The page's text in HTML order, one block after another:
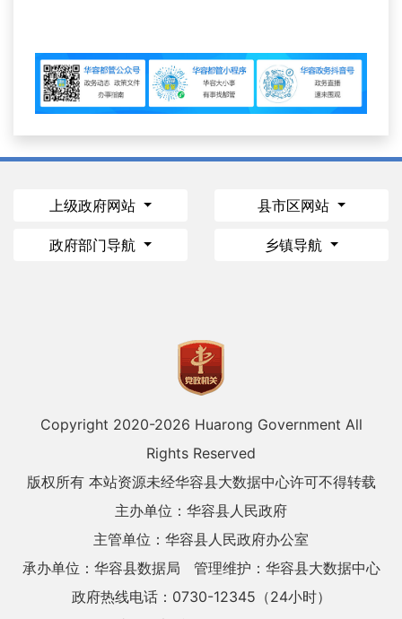
上级政府网站 县市区网站
政府部门导航 乡镇导航
Copyright 2020-2026 Huarong Government All
Rights Reserved
版权所有 本站资源未经华容县大数据中心许可不得转载
主办单位：华容县人民政府
主管单位：华容县人民政府办公室
承办单位：华容县数据局
管理维护：华容县大数据中心
政府热线电话：0730-12345（24小时）